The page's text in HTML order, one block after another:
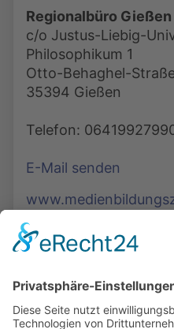
Regionalbüro Gießen
c/o Justus-Liebig-
Philosophikum 1
Otto-Behaghel-
35394 Gießen
Telefon:
E-Mail senden
Podcasts, Themen